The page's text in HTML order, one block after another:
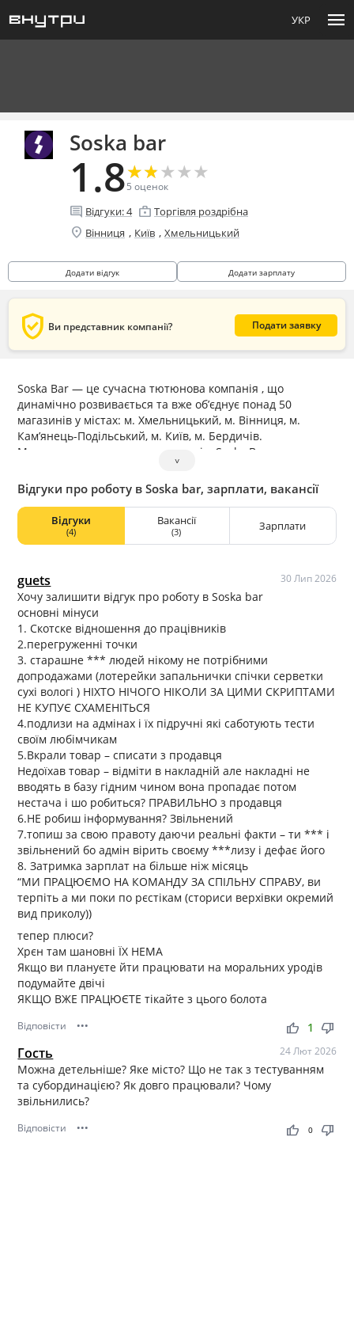
УКР menu
Soska bar
1.8★
★★
★★
★★
★★
★
5 оценок
comment Відгуки:4 enterprise Торгівля роздрібна
location_on Вінниця , Київ , Хмельницький
Додати відгук Додати зарплату
verified_user Ви представник компанії? Подати заявку
Soska Bar — це сучасна тютюнова компанія , що
динамічно розвивається та вже об’єднує понад 50
магазинів у містах: м. Хмельницький, м. Вінниця, м.
Кам’янець-Подільський, м. Київ, м. Бердичів.
Ми — не просто мережа магазинів. Soska Bar — це стиль,
атмосфера й своє ком’юніті вільних людей , які цінують
якість, драйв і чесність. У нас немає «правильних» чи
«неправильних» — ми приймаємо людей такими, які
вони є. Тут важливі твої енергія, щирість, характер і
бажання рости.
Щодня в наших магазинах є ритм, музика, настрій і живе
відчуваєш підтримку команди, а кроки вперед — це не
випадковість, а результат спільного руху.
˅
Відгуки про роботу в Soska bar, зарплати, вакансії
Відгуки
(4)
Вакансії
(3) Зарплати
guets 30 Лип 2026
Хочу залишити відгук про роботу в Soska bar
основні мінуси
1. Скотске відношення до працівників
2.перегруженні точки
3. старашне *** людей нікому не потрібними
допродажами (лотерейки запальнички спічки серветки
сухі вологі ) НІХТО НІЧОГО НІКОЛИ ЗА ЦИМИ СКРИПТАМИ
НЕ КУПУЄ СХАМЕНІТЬСЯ
4.подлизи на адмінах і їх підручні які саботують тести
своїм любімчикам
5.Вкрали товар – списати з продавця
Недоїхав товар – відміти в накладній але накладні не
вводять в базу гідним чином вона пропадає потом
нестача і шо робиться? ПРАВИЛЬНО з продавця
6.НЕ робиш інформування? Звільнений
7.топиш за свою правоту даючи реальні факти – ти *** і
звільнений бо адмін вірить своєму ***лизу і дефає його
8. Затримка зарплат на більше ніж місяць
“МИ ПРАЦЮЄМО НА КОМАНДУ ЗА СПІЛЬНУ СПРАВУ, ви
терпіть а ми поки по рєстікам (сториси верхівки окремий
вид приколу))
тепер плюси?
Хрєн там шановні ЇХ НЕМА
Якщо ви плануєте йти працювати на моральних уродів
подумайте двічі
ЯКЩО ВЖЕ ПРАЦЮЄТЕ тікайте з цього болота
Відповісти ••• thumb_up thumb_down
1
Гость 24 Лют 2026
Можна детельніше? Яке місто? Що не так з тестуванням
та субординацією? Як довго працювали? Чому
звільнились?
Відповісти ••• thumb_up thumb_down
0